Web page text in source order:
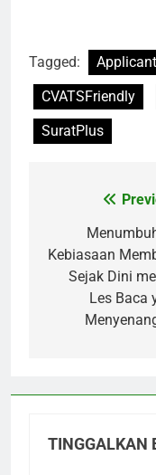
Tagged:
CVATSFriendly
SuratPlus
Navigasi
Kebiasaan
Sejak Dini
Les Baca
TINGGALKAN